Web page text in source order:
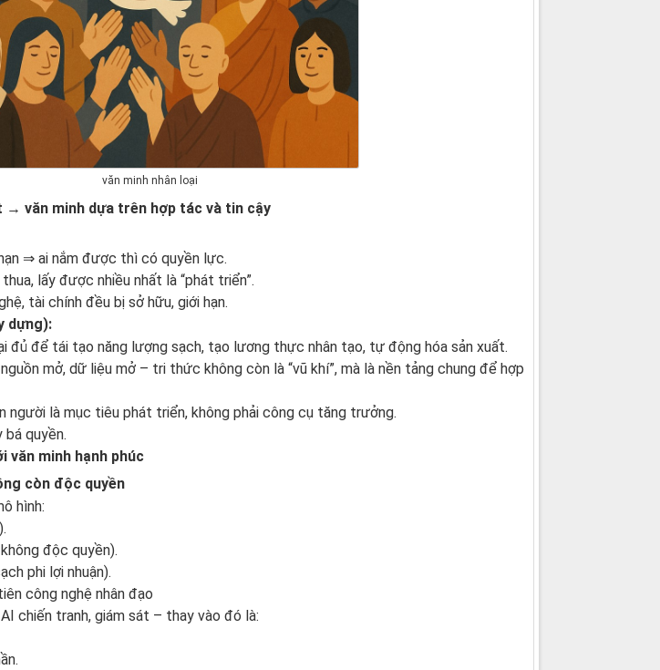
văn minh nhân loại
→ văn minh dựa trên hợp tác và tin cậy
⇒ ai nắm được thì có quyền lực.
lấy được nhiều nhất là “phát triển”.
tài chính đều bị sở hữu, giới hạn.
dựng):
đủ để tái tạo năng lượng sạch, tạo lương thực nhân tạo, tự động hóa sản xuất.
mở, dữ liệu mở – tri thức không còn là “vũ khí”, mà là nền tảng chung để hợp
người là mục tiêu phát triển, không phải công cụ tăng trưởng.
quyền.
văn minh hạnh phúc
còn độc quyền
hình:
độc quyền).
phi lợi nhuận).
công nghệ nhân đạo
chiến tranh, giám sát – thay vào đó là: